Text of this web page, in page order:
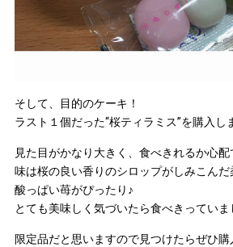
そして、目的のケーキ！
ラスト１個だった“桜ティラミス”を購入し
見た目がかなり大きく、食べきれるか心
味は桜の良い香りのシロップがしみこん
酸っぱい苺がぴったり♪
とても美味しく気づいたら食べきっていま
限定品だと思いますので見つけたらぜひ